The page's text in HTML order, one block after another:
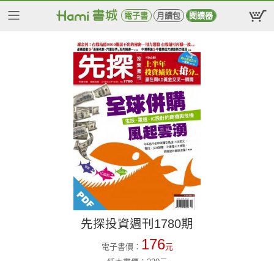
電子書 月讀包 閱讀器
先探投資週刊1780期
電子書價： 176元